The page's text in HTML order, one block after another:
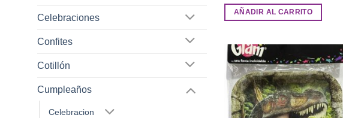
Celebraciones
Confites
Cotillón
Cumpleaños
Celebracion
AÑADIR AL CARRITO
Añadir
a la
lista de
deseos